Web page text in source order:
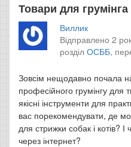
Товари для грумінга
Виллик
Відправлено 2
розділОСББ,
Зовсім нещодавно почала
професійного грумінгу для
якісні інструменти для
вас порекомендувати, де
для стрижки собак і котів?
через інтернет?